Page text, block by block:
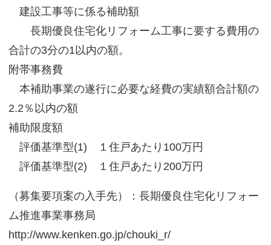
建設工事等に係る補助額
長期優良住宅化リフォーム工事に要する費用の
合計の3分の1以内の額。
附帯事務費
本補助事業の遂行に必要な経費の実績額合計額の
2.2％以内の額
補助限度額
評価基準型(1) １住戸あたり100万円
評価基準型(2) １住戸あたり200万円
（募集要項案の入手先）：長期優良住宅化リフォー
ム推進事業事務局
http://www.kenken.go.jp/chouki_r/